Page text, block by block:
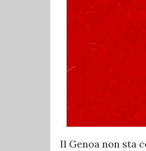
Il Genoa non sta